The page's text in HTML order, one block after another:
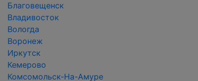
Благовещенск
Владивосток
Вологда
Воронеж
Иркутск
Кемерово
Комсомольск-На-Амуре